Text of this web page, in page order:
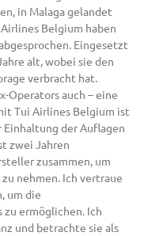
in Malaga gelandet
Belgium haben
Eingesetzt
alt, wobei sie den
verbracht hat.
Operators auch – eine
Tui Airlines Belgium ist
der Auflagen
zwei Jahren
zusammen, um
nehmen. Ich vertraue
um die
ermöglichen. Ich
und betrachte sie als